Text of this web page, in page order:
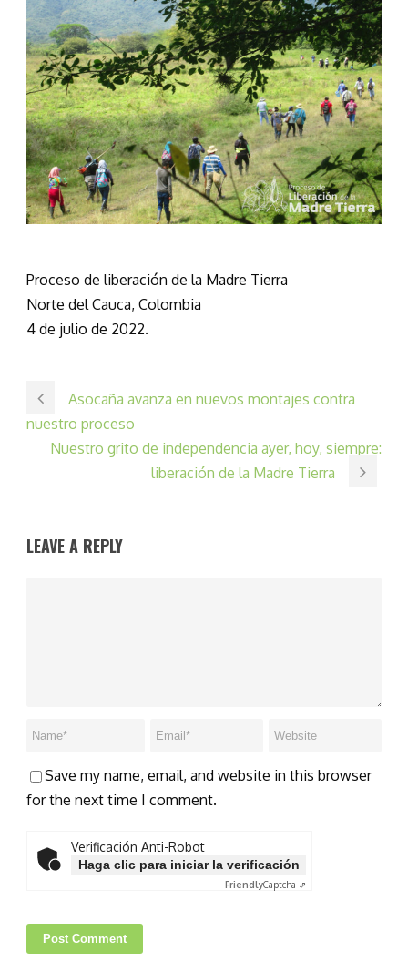
Proceso de liberación de la Madre Tierra
Norte del Cauca, Colombia
4 de julio de 2022.
Asocaña avanza en nuevos montajes contra
nuestro proceso
Nuestro grito de independencia ayer, hoy, siempre:
liberación de la Madre Tierra
LEAVE A REPLY
Save my name, email, and website in this browser
for the next time I comment.
Verificación Anti-Robot
Haga clic para iniciar la verificación
FriendlyCaptcha ⇗